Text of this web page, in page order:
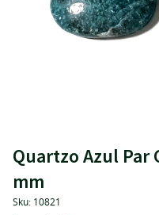
Quartzo Azul Par
mm
Sku: 10821